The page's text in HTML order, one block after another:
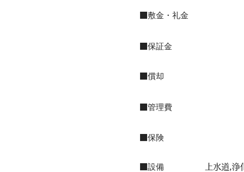
敷金・礼金
保証金
償却
管理費
保険
設備 上水道,浄